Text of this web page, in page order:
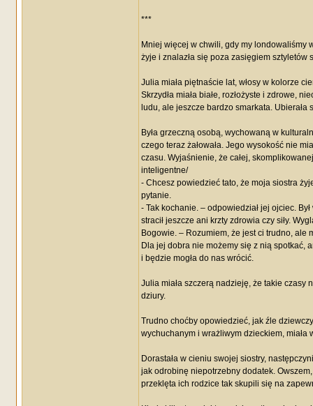
***
Mniej więcej w chwili, gdy my londowaliśmy
żyje i znalazła się poza zasięgiem sztyletów
Julia miała piętnaście lat, włosy w kolorze
Skrzydła miała białe, rozłożyste i zdrowe,
ludu, ale jeszcze bardzo smarkata.
Była grzeczną osobą, wychowaną w
czego teraz żałowała. Jego wysokość nie
czasu. Wyjaśnienie, że całej,
inteligentne/
- Chcesz powiedzieć tato, że moja siostra
pytanie.
- Tak kochanie. – odpowiedział jej ojciec.
stracił jeszcze ani krzty zdrowia czy siły.
Bogowie. – Rozumiem, że jest ci trudno, ale
Dla jej dobra nie możemy się z nią spotkać,
i będzie mogła do nas wrócić.
Julia miała szczerą nadzieję, że takie czasy
dziury.
Trudno choćby opowiedzieć, jak źle
wychuchanym i wrażliwym dzieckiem, miała
Dorastała w cieniu swojej siostry,
jak odrobinę niepotrzebny dodatek.
przeklęta ich rodzice tak skupili się na